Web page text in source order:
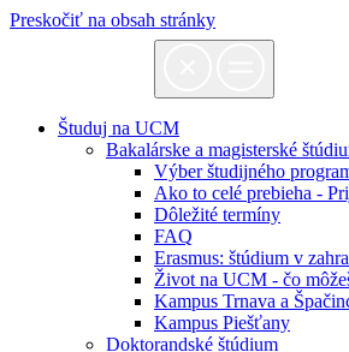
Preskočiť na obsah stránky
Študuj na UCM
Bakalárske a magisterské
Výber študijného
Ako to celé prebieha -
Dôležité termíny
FAQ
Erasmus: štúdium v
Život na UCM - čo
Kampus Trnava a
Kampus Piešťany
Doktorandské štúdium